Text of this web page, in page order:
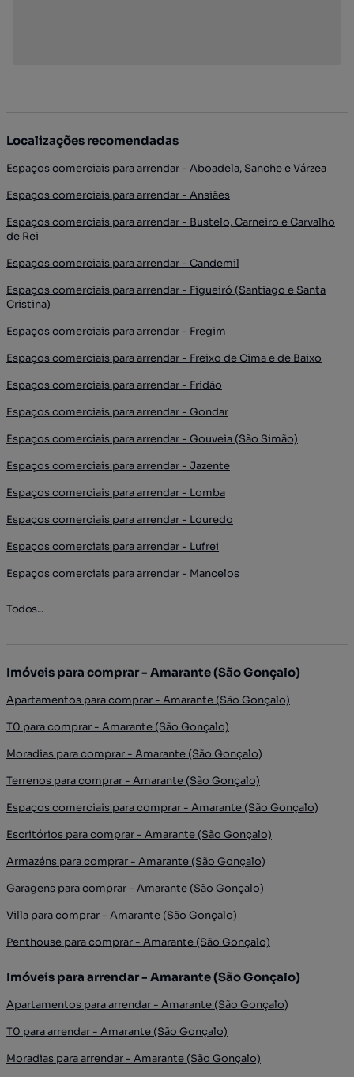
Localizações recomendadas
Espaços comerciais para arrendar - Aboadela, Sanche e Várzea
Espaços comerciais para arrendar - Ansiães
Espaços comerciais para arrendar - Bustelo, Carneiro e Carvalho
de Rei
Espaços comerciais para arrendar - Candemil
Espaços comerciais para arrendar - Figueiró (Santiago e Santa
Cristina)
Espaços comerciais para arrendar - Fregim
Espaços comerciais para arrendar - Freixo de Cima e de Baixo
Espaços comerciais para arrendar - Fridão
Espaços comerciais para arrendar - Gondar
Espaços comerciais para arrendar - Gouveia (São Simão)
Espaços comerciais para arrendar - Jazente
Espaços comerciais para arrendar - Lomba
Espaços comerciais para arrendar - Louredo
Espaços comerciais para arrendar - Lufrei
Espaços comerciais para arrendar - Mancelos
Todos...
Imóveis para comprar - Amarante (São Gonçalo)
Apartamentos para comprar - Amarante (São Gonçalo)
T0 para comprar - Amarante (São Gonçalo)
Moradias para comprar - Amarante (São Gonçalo)
Terrenos para comprar - Amarante (São Gonçalo)
Espaços comerciais para comprar - Amarante (São Gonçalo)
Escritórios para comprar - Amarante (São Gonçalo)
Armazéns para comprar - Amarante (São Gonçalo)
Garagens para comprar - Amarante (São Gonçalo)
Villa para comprar - Amarante (São Gonçalo)
Penthouse para comprar - Amarante (São Gonçalo)
Imóveis para arrendar - Amarante (São Gonçalo)
Apartamentos para arrendar - Amarante (São Gonçalo)
T0 para arrendar - Amarante (São Gonçalo)
Moradias para arrendar - Amarante (São Gonçalo)